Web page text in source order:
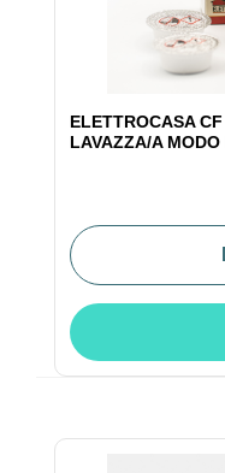
ELETTROCASA
LAVAZZA/A